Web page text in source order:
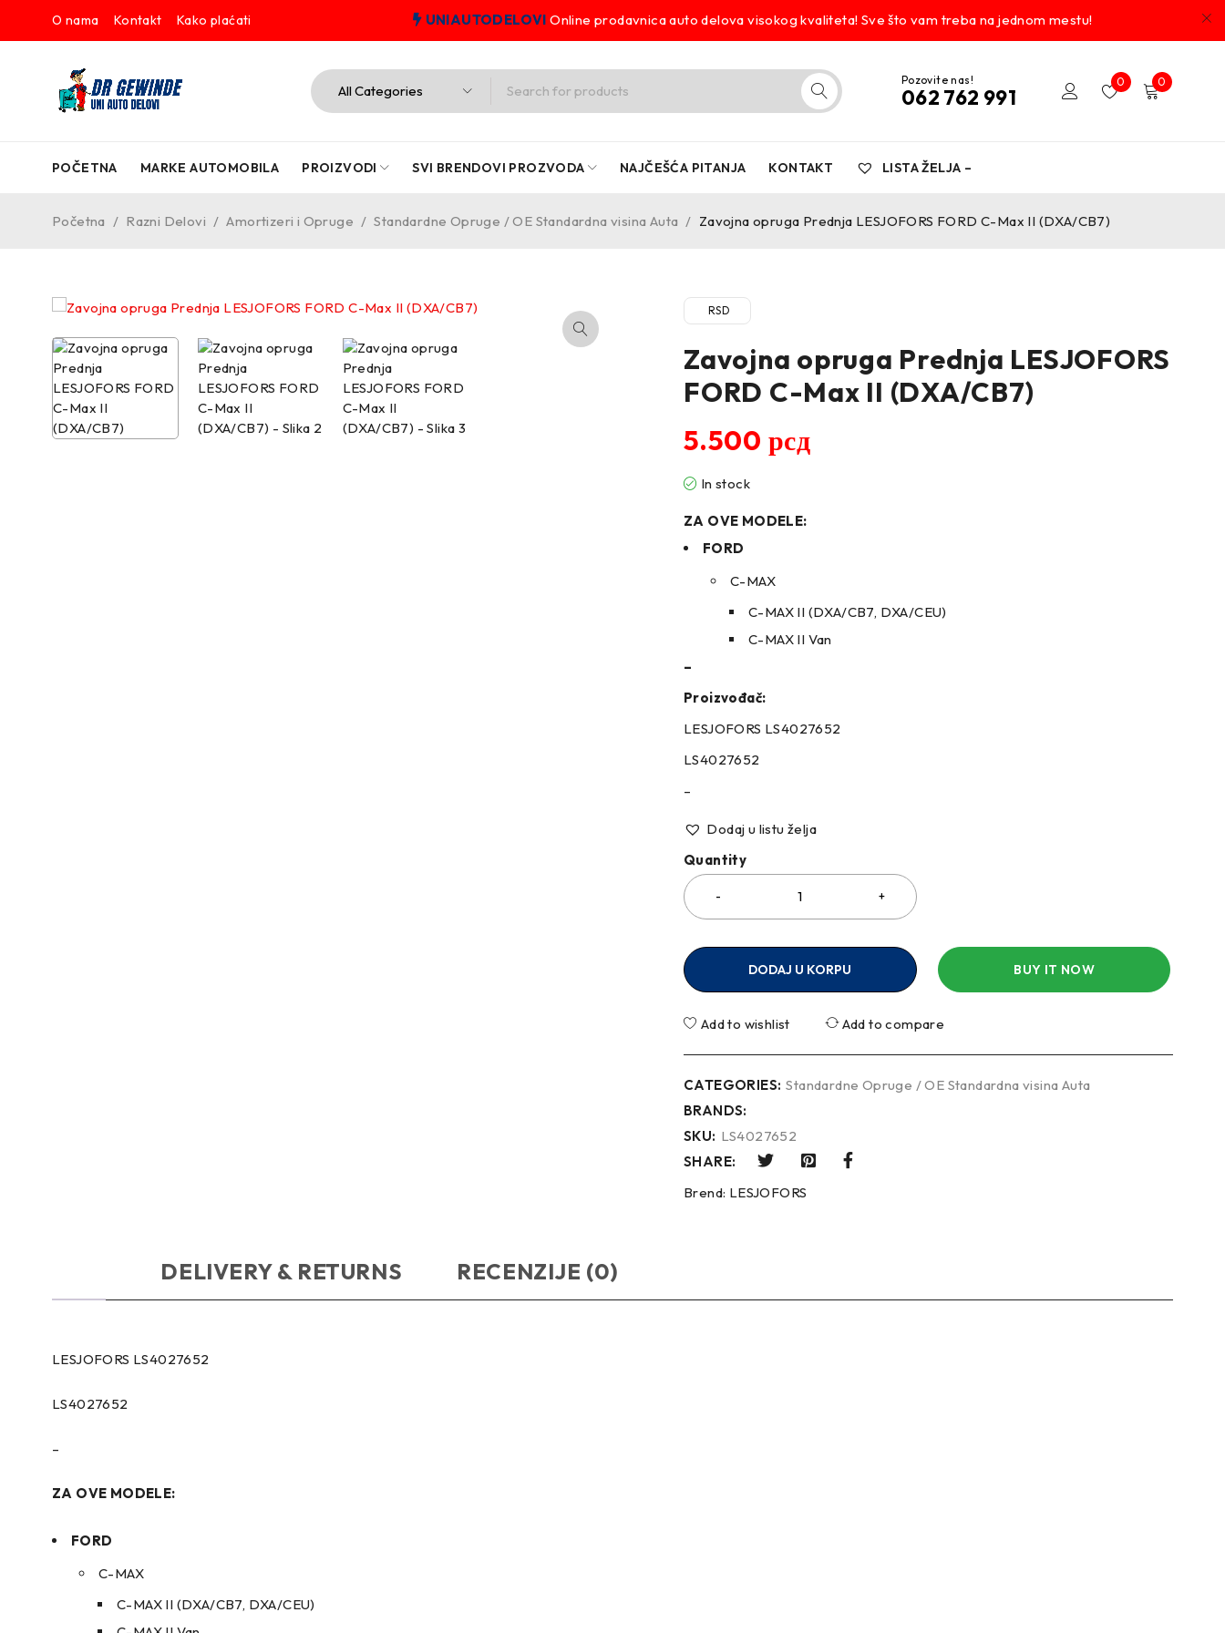
O nama Kontakt Kako plaćati UNIAUTODELOVI Online prodavnica auto delova visokog kvaliteta! Sve što vam treba na jednom mestu!
Pozovite nas!
062 762 991
0 0
POČETNA MARKE AUTOMOBILA PROIZVODI SVI BRENDOVI PROZVODA NAJČEŠĆA PITANJA KONTAKT LISTA ŽELJA –
Početna / Razni Delovi / Amortizeri i Opruge / Standardne Opruge / OE Standardna visina Auta / Zavojna opruga Prednja LESJOFORS FORD C-Max II (DXA/CB7)
RSD
Zavojna opruga Prednja LESJOFORS
FORD C-Max II (DXA/CB7)
5.500 рсд
In stock
ZA OVE MODELE:
FORD
C-MAX
C-MAX II (DXA/CB7, DXA/CEU)
C-MAX II Van
–
Proizvođač:
LESJOFORS LS4027652
LS4027652
–
Dodaj u listu želja
Quantity
DODAJ U KORPU BUY IT NOW
Add to wishlist Add to compare
CATEGORIES: Standardne Opruge / OE Standardna visina Auta
BRANDS:
SKU: LS4027652
SHARE:
Brend: LESJOFORS
DELIVERY & RETURNS RECENZIJE (0)
LESJOFORS LS4027652
LS4027652
–
ZA OVE MODELE:
FORD
C-MAX
C-MAX II (DXA/CB7, DXA/CEU)